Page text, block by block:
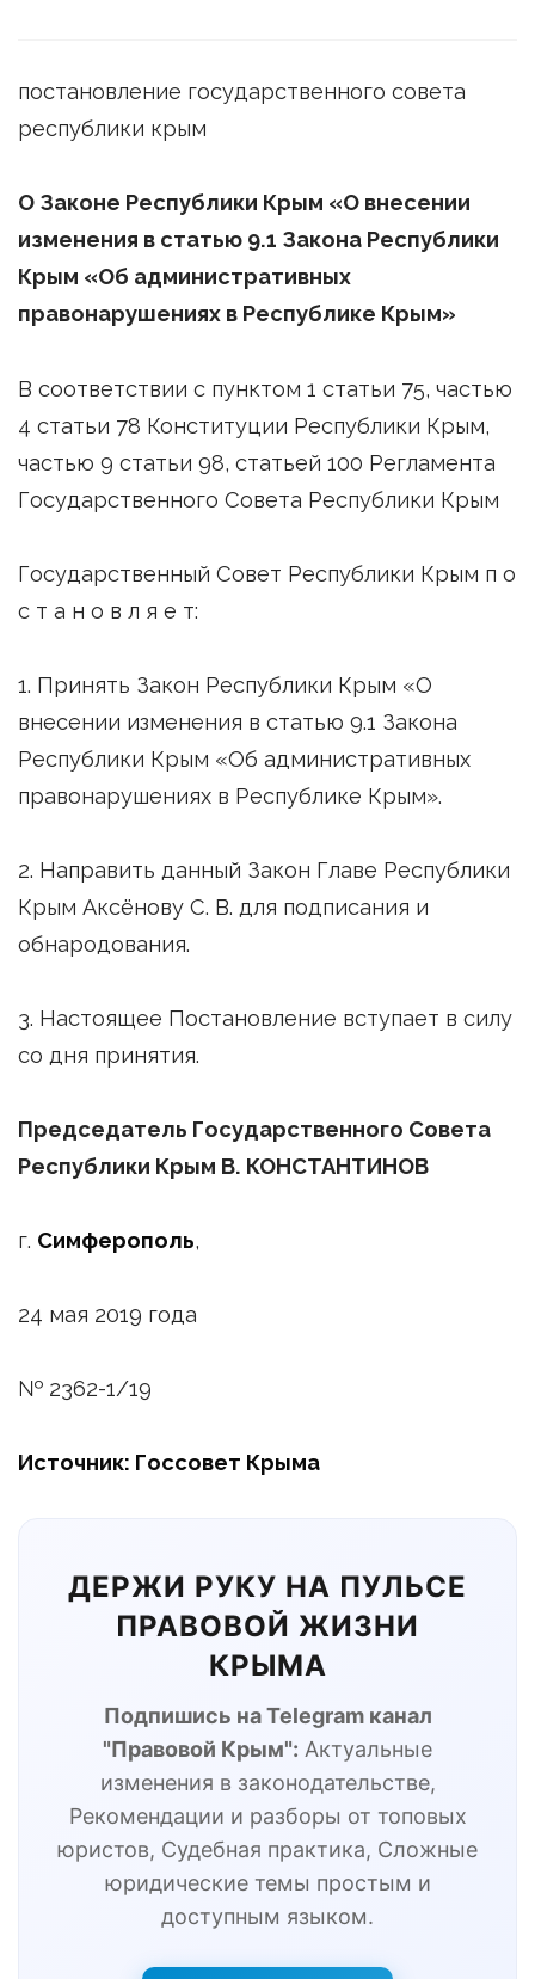
постановление государственного совета
республики крым
О Законе Республики Крым «О внесении
изменения в статью 9.1 Закона Республики
Крым «Об административных
правонарушениях в Республике Крым»
В соответствии с пунктом 1 статьи 75, частью
4 статьи 78 Конституции Республики Крым,
частью 9 статьи 98, статьей 100 Регламента
Государственного Совета Республики Крым
Государственный Совет Республики Крым п о
с т а н о в л я е т:
1. Принять Закон Республики Крым «О
внесении изменения в статью 9.1 Закона
Республики Крым «Об административных
правонарушениях в Республике Крым».
2. Направить данный Закон Главе Республики
Крым Аксёнову С. В. для подписания и
обнародования.
3. Настоящее Постановление вступает в силу
со дня принятия.
Председатель Государственного Совета
Республики Крым В. КОНСТАНТИНОВ
г. Симферополь,
24 мая 2019 года
№ 2362-1/19
Источник: Госсовет Крыма
ДЕРЖИ РУКУ НА ПУЛЬСЕ
ПРАВОВОЙ ЖИЗНИ
КРЫМА
Подпишись на Telegram канал
"Правовой Крым": Актуальные
изменения в законодательстве,
Рекомендации и разборы от топовых
юристов, Судебная практика, Сложные
юридические темы простым и
доступным языком.